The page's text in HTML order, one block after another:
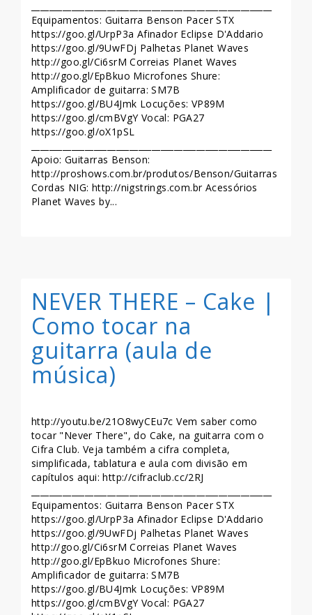
Equipamentos: Guitarra Benson Pacer STX
https://goo.gl/UrpP3a Afinador Eclipse D'Addario
https://goo.gl/9UwFDj Palhetas Planet Waves
http://goo.gl/Ci6srM Correias Planet Waves
http://goo.gl/EpBkuo Microfones Shure:
Amplificador de guitarra: SM7B
https://goo.gl/BU4Jmk Locuções: VP89M
https://goo.gl/cmBVgY Vocal: PGA27
https://goo.gl/oX1pSL
Apoio: Guitarras Benson:
http://proshows.com.br/produtos/Benson/Guitarras
Cordas NIG: http://nigstrings.com.br Acessórios
Planet Waves by...
NEVER THERE – Cake |
Como tocar na
guitarra (aula de
música)
http://youtu.be/21O8wyCEu7c Vem saber como
tocar "Never There", do Cake, na guitarra com o
Cifra Club. Veja também a cifra completa,
simplificada, tablatura e aula com divisão em
capítulos aqui: http://cifraclub.cc/2RJ
Equipamentos: Guitarra Benson Pacer STX
https://goo.gl/UrpP3a Afinador Eclipse D'Addario
https://goo.gl/9UwFDj Palhetas Planet Waves
http://goo.gl/Ci6srM Correias Planet Waves
http://goo.gl/EpBkuo Microfones Shure:
Amplificador de guitarra: SM7B
https://goo.gl/BU4Jmk Locuções: VP89M
https://goo.gl/cmBVgY Vocal: PGA27